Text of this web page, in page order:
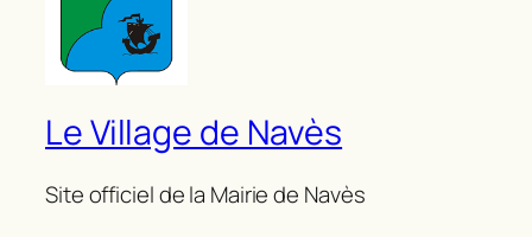
Le Village de Navès
Site officiel de la Mairie de Navès